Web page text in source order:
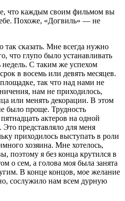
что каждым своим фильмом вы
Похоже, «Догвиль» — не
сказать. Мне всегда нужно
что глупо было устанавливать
недель. С таким же успехом
в восемь или девять месяцев.
так что над нами не
нам не приходилось,
или менять декорации. В этом
было проще. Трудность
актеров на одной
представляло для меня
приходилось выступать в роли
хозяина. Мне хотелось,
поэтому я без конца крутился в
о сем, а голова моя была занята
В конце концов, мое желание
сослужило нам всем дурную